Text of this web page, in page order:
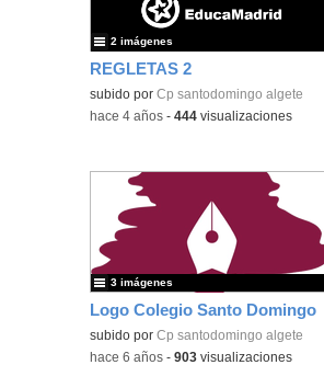
REGLETAS 2
Contenido educativo.
subido porCp santodomingo algete
2 imágenes
-hace 4 años -444 visualizaciones
Logo Colegio Santo Domingo
subido porCp santodomingo algete
3 imágenes
-hace 6 años -903 visualizaciones